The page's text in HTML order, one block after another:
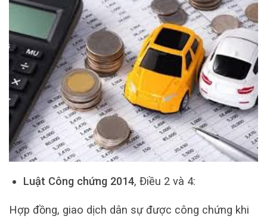
Luật Công chứng 2014, Điều 2 và 4:
Hợp đồng, giao dịch dân sự được công chứng khi